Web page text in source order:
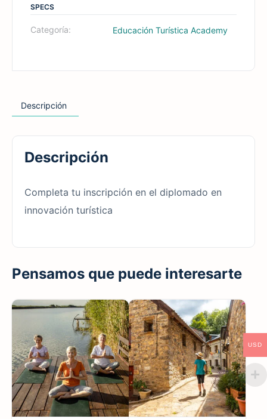
SPECS
Categoría: Educación Turística Academy
Descripción
Descripción
Completa tu inscripción en el diplomado en
innovación turística
Pensamos que puede interesarte
USD